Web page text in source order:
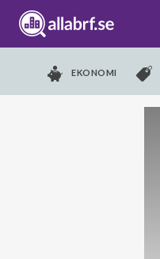
EKONOMI